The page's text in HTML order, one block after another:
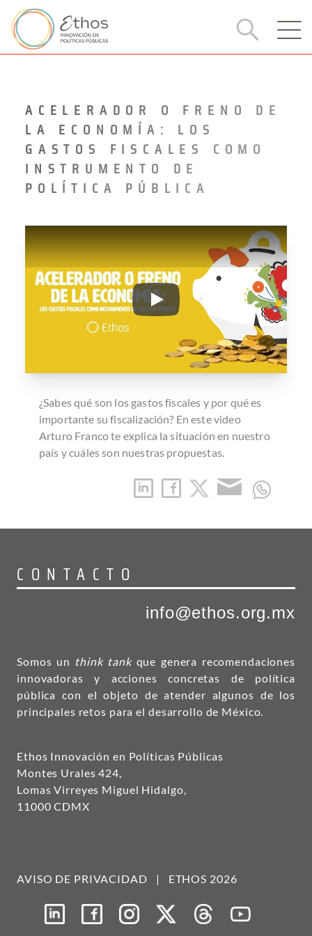
ACELERADOR O FRENO DE
LA ECONOMÍA: LOS
GASTOS FISCALES COMO
INSTRUMENTO DE
POLÍTICA PÚBLICA
ACELERADOR O FRENO DE
¿Sabes qué son los gastos fiscales y por qué es
importante su fiscalización? En este video
Arturo Franco te explica la situación en nuestro
país y cuáles son nuestras propuestas.
CONTACTO
info@ethos.org.mx
Somos un think tankque genera recomendaciones
innovadoras y acciones concretas de política
pública con el objeto de atender algunos de los
principales retos para el desarrollo de México.
Ethos Innovación en Políticas Públicas
Montes Urales 424,
Lomas Virreyes Miguel Hidalgo,
11000 CDMX
AVISO DE PRIVACIDAD | ETHOS 2026